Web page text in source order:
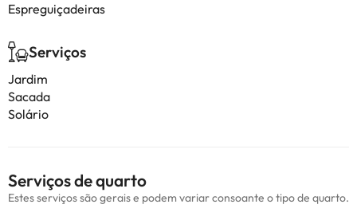
Espreguiçadeiras
Serviços
Jardim
Sacada
Solário
Serviços de quarto
Estes serviços são gerais e podem variar consoante o tipo de quarto.